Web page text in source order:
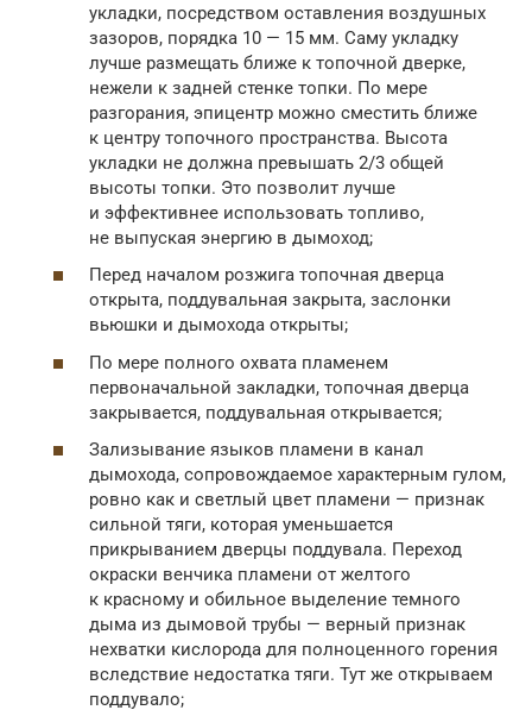
укладки, посредством оставления воздушных
зазоров, порядка 10 — 15 мм. Саму укладку
лучше размещать ближе к топочной дверке,
нежели к задней стенке топки. По мере
разгорания, эпицентр можно сместить ближе
к центру топочного пространства. Высота
укладки не должна превышать 2/3 общей
высоты топки. Это позволит лучше
и эффективнее использовать топливо,
не выпуская энергию в дымоход;
Перед началом розжига топочная дверца
открыта, поддувальная закрыта, заслонки
вьюшки и дымохода открыты;
По мере полного охвата пламенем
первоначальной закладки, топочная дверца
закрывается, поддувальная открывается;
Зализывание языков пламени в канал
дымохода, сопровождаемое характерным гулом,
ровно как и светлый цвет пламени — признак
сильной тяги, которая уменьшается
прикрыванием дверцы поддувала. Переход
окраски венчика пламени от желтого
к красному и обильное выделение темного
дыма из дымовой трубы — верный признак
нехватки кислорода для полноценного горения
вследствие недостатка тяги. Тут же открываем
поддувало;